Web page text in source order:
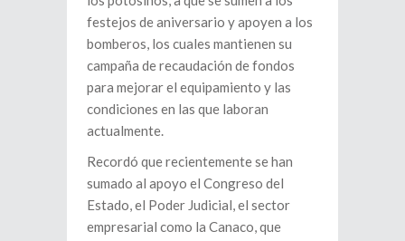
festejos de aniversario y apoyen a los
bomberos, los cuales mantienen su
campaña de recaudación de fondos
para mejorar el equipamiento y las
condiciones en las que laboran
actualmente.
Recordó que recientemente se han
sumado al apoyo el Congreso del
Estado, el Poder Judicial, el sector
empresarial como la Canaco, que